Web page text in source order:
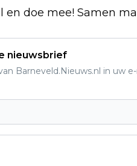
en doe mee! Samen
nieuwsbrief
Barneveld.Nieuws.nl in uw